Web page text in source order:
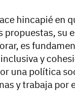
hincapié en
propuestas, su
es
y
una política
y trabaja por